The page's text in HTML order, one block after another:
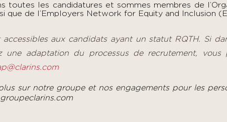
toutes les candidatures et sommes membres de
que de l’Employers Network for Equity and Inclusion
aux candidats ayant un statut RQTH. Si
une adaptation du processus de recrutement, vous
sur notre groupe et nos engagements pour les